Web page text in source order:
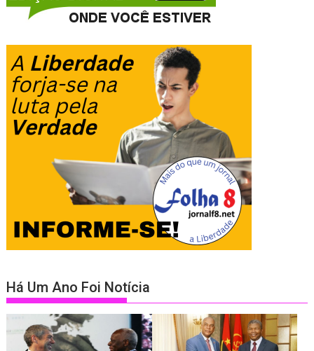
Há Um Ano Foi Notícia